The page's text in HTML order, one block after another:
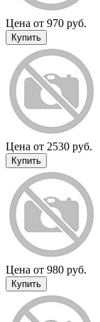
Цена от 970 руб.
Купить
Цена от 2530 руб.
Купить
Цена от 980 руб.
Купить